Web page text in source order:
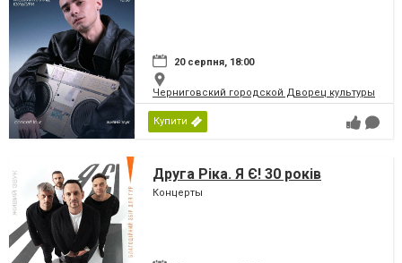
20 серпня, 18:00
Черниговский городской Дворец культуры
Купити
Друга Ріка. Я Є! 30 років
Концерты